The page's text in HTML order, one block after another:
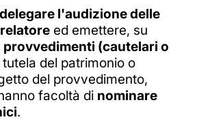
delegare l'audizione delle
ed emettere, su
provvedimenti (cautelari o
tutela del patrimonio o
del provvedimento,
facoltà di nominare
.